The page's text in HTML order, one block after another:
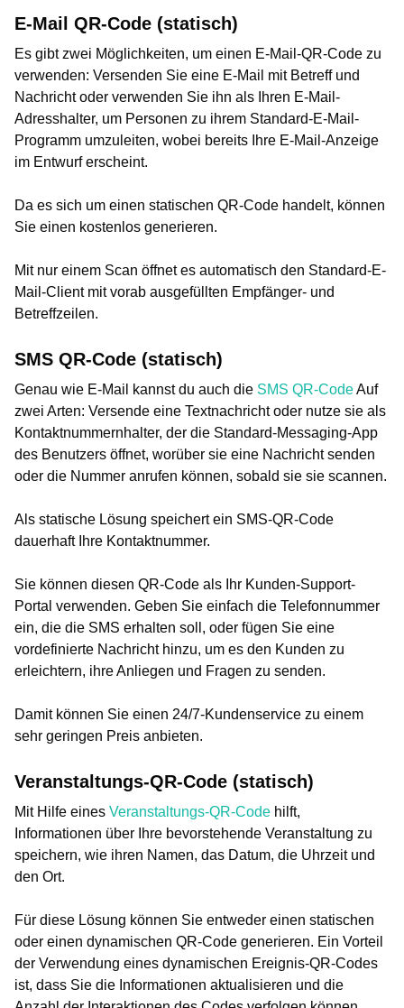
E-Mail QR-Code (statisch)
Es gibt zwei Möglichkeiten, um einen E-Mail-QR-Code zu
verwenden: Versenden Sie eine E-Mail mit Betreff und
Nachricht oder verwenden Sie ihn als Ihren E-Mail-
Adresshalter, um Personen zu ihrem Standard-E-Mail-
Programm umzuleiten, wobei bereits Ihre E-Mail-Anzeige
im Entwurf erscheint.
Da es sich um einen statischen QR-Code handelt, können
Sie einen kostenlos generieren.
Mit nur einem Scan öffnet es automatisch den Standard-E-
Mail-Client mit vorab ausgefüllten Empfänger- und
Betreffzeilen.
SMS QR-Code (statisch)
Genau wie E-Mail kannst du auch die SMS QR-CodeAuf
zwei Arten: Versende eine Textnachricht oder nutze sie als
Kontaktnummernhalter, der die Standard-Messaging-App
des Benutzers öffnet, worüber sie eine Nachricht senden
oder die Nummer anrufen können, sobald sie sie scannen.
Als statische Lösung speichert ein SMS-QR-Code
dauerhaft Ihre Kontaktnummer.
Sie können diesen QR-Code als Ihr Kunden-Support-
Portal verwenden. Geben Sie einfach die Telefonnummer
ein, die die SMS erhalten soll, oder fügen Sie eine
vordefinierte Nachricht hinzu, um es den Kunden zu
erleichtern, ihre Anliegen und Fragen zu senden.
Damit können Sie einen 24/7-Kundenservice zu einem
sehr geringen Preis anbieten.
Veranstaltungs-QR-Code (statisch)
Mit Hilfe eines Veranstaltungs-QR-Code hilft,
Informationen über Ihre bevorstehende Veranstaltung zu
speichern, wie ihren Namen, das Datum, die Uhrzeit und
den Ort.
Für diese Lösung können Sie entweder einen statischen
oder einen dynamischen QR-Code generieren. Ein Vorteil
der Verwendung eines dynamischen Ereignis-QR-Codes
ist, dass Sie die Informationen aktualisieren und die